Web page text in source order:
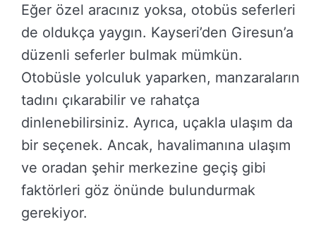
Eğer özel aracınız yoksa, otobüs seferleri
de oldukça yaygın. Kayseri’den Giresun’a
düzenli seferler bulmak mümkün.
Otobüsle yolculuk yaparken, manzaraların
tadını çıkarabilir ve rahatça
dinlenebilirsiniz. Ayrıca, uçakla ulaşım da
bir seçenek. Ancak, havalimanına ulaşım
ve oradan şehir merkezine geçiş gibi
faktörleri göz önünde bulundurmak
gerekiyor.